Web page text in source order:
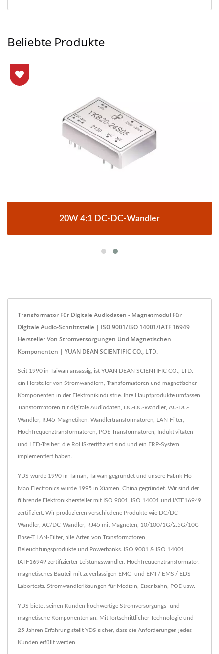
Beliebte Produkte
20W 4:1 DC-DC-Wandler
Transformator Für Digitale Audiodaten - Magnetmodul Für
Digitale Audio-Schnittstelle | ISO 9001/ISO 14001/IATF 16949
Hersteller Von Stromversorgungen Und Magnetischen
Komponenten | YUAN DEAN SCIENTIFIC CO., LTD.
Seit 1990 in Taiwan ansässig, ist YUAN DEAN SCIENTIFIC CO., LTD.
ein Hersteller von Stromwandlern, Transformatoren und magnetischen
Komponenten in der Elektronikindustrie. Ihre Hauptprodukte umfassen
Transformatoren für digitale Audiodaten, DC-DC-Wandler, AC-DC-
Wandler, RJ45-Magnetiken, Wandlertransformatoren, LAN-Filter,
Hochfrequenztransformatoren, POE-Transformatoren, Induktivitäten
und LED-Treiber, die RoHS-zertifiziert sind und ein ERP-System
implementiert haben.
YDS wurde 1990 in Tainan, Taiwan gegründet und unsere Fabrik Ho
Mao Electronics wurde 1995 in Xiamen, China gegründet. Wir sind der
führende Elektronikhersteller mit ISO 9001, ISO 14001 und IATF16949
zertifiziert. Wir produzieren verschiedene Produkte wie DC/DC-
Wandler, AC/DC-Wandler, RJ45 mit Magneten, 10/100/1G/2.5G/10G
Base-T LAN-Filter, alle Arten von Transformatoren,
Beleuchtungsprodukte und Powerbanks. ISO 9001 & ISO 14001,
IATF16949 zertifizierter Leistungswandler, Hochfrequenztransformator,
magnetisches Bauteil mit zuverlässigen EMC- und EMI / EMS / EDS-
Labortests. Stromwandlerlösungen für Medizin, Eisenbahn, POE usw.
YDS bietet seinen Kunden hochwertige Stromversorgungs- und
magnetische Komponenten an. Mit fortschrittlicher Technologie und
25 Jahren Erfahrung stellt YDS sicher, dass die Anforderungen jedes
Kunden erfüllt werden.